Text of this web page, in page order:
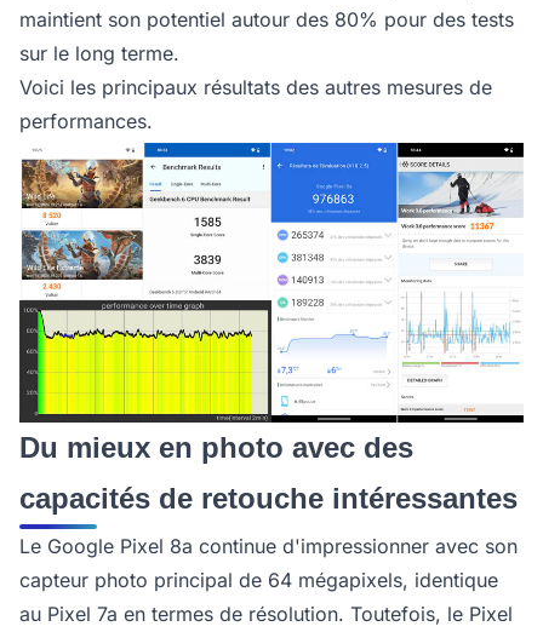
maintient son potentiel autour des 80% pour des tests
sur le long terme.
Voici les principaux résultats des autres mesures de
performances.
Du mieux en photo avec des
capacités de retouche intéressantes
Le Google Pixel 8a continue d'impressionner avec son
capteur photo principal de 64 mégapixels, identique
au Pixel 7a en termes de résolution. Toutefois, le Pixel